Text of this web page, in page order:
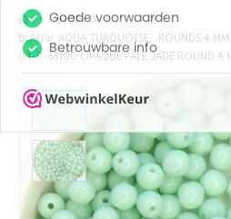
SHOP
BLAUW, AQUA, TURQUOISE
ROUNDS 4 MM.
04-R-63100 OPAQUE PALE JADE ROUND 4